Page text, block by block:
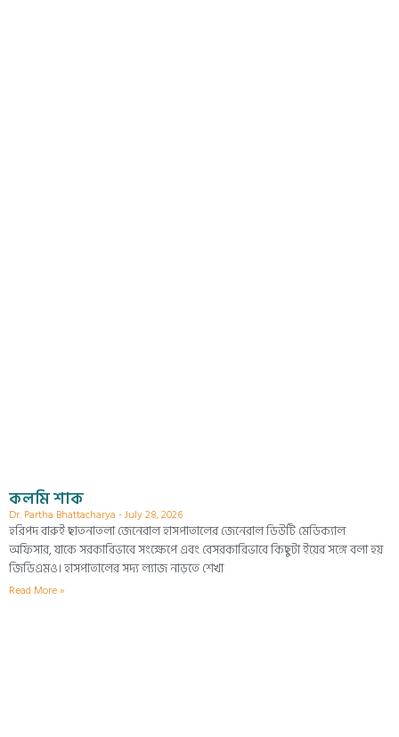
কলমি শাক
Dr. Partha Bhattacharya July 28, 2026
হরিপদ বারুই ছাতনাতলা জেনেরাল হাসপাতালের জেনেরাল ডিউটি মেডিক্যাল
অফিসার, যাকে সরকারিভাবে সংক্ষেপে এবং বেসরকারিভাবে কিছুটা ইয়ের সঙ্গে বলা হয়
জিডিএমও। হাসপাতালের সদ্য ল্যাজ নাড়তে শেখা
Read More »